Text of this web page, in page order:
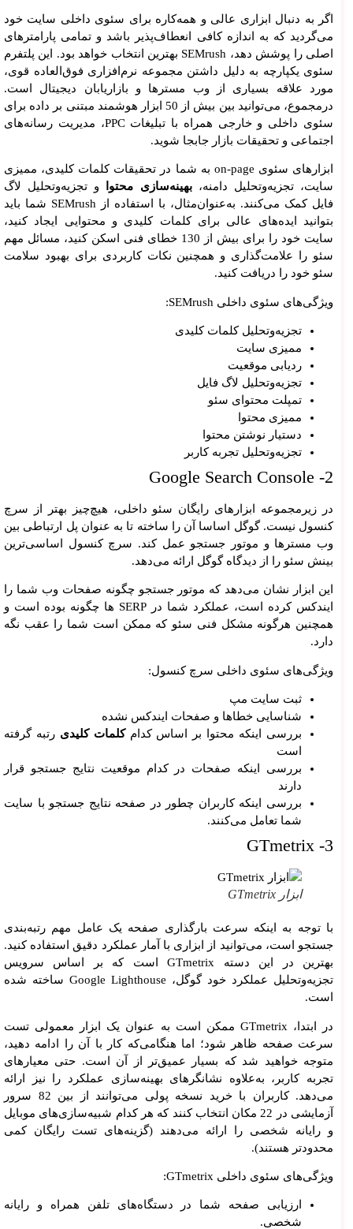
اگر به دنبال ابزاری عالی و همه‌کاره برای سئوی داخلی سایت خود
می‌گردید که به اندازه کافی انعطاف‌پذیر باشد و تمامی پارامترهای
اصلی را پوشش دهد، SEMrush بهترین انتخاب خواهد بود. این پلتفرم
سئوی یکپارچه به دلیل داشتن مجموعه نرم‌افزاری فوق‌العاده قوی،
مورد علاقه بسیاری از وب مسترها و بازاریابان دیجیتال است.
درمجموع، می‌توانید بین بیش از 50 ابزار هوشمند مبتنی بر داده برای
سئوی داخلی و خارجی همراه با تبلیغات PPC، مدیریت رسانه‌های
اجتماعی و تحقیقات بازار جابجا شوید.
ابزارهای سئوی on-page به شما در تحقیقات کلمات کلیدی، ممیزی
سایت، تجزیه‌وتحلیل دامنه،بهینه‌سازی محتوا
و تجزیه‌وتحلیل لاگ
فایل کمک می‌کنند. به‌عنوان‌مثال، با استفاده از SEMrush شما باید
بتوانید ایده‌های عالی برای کلمات کلیدی و محتوایی ایجاد کنید،
سایت خود را برای بیش از 130 خطای فنی اسکن کنید، مسائل مهم
سئو را علامت‌گذاری و همچنین نکات کاربردی برای بهبود سلامت
سئو خود را دریافت کنید.
ویژگی‌های سئوی داخلی SEMrush:
تجزیه‌وتحلیل کلمات کلیدی
ممیزی سایت
ردیابی موقعیت
تجزیه‌وتحلیل لاگ فایل
تمپلت محتوای سئو
ممیزی محتوا
دستیار نوشتن محتوا
تجزیه‌وتحلیل تجربه کاربر
2- Google Search Console
در زیرمجموعه ابزارهای رایگان سئو داخلی، هیچ‌چیز بهتر از سرچ
کنسول نیست. گوگل اساسا آن را ساخته تا به عنوان پل ارتباطی بین
وب مسترها و موتور جستجو عمل کند. سرچ کنسول اساسی‌ترین
بینش سئو را از دیدگاه گوگل ارائه می‌دهد.
این ابزار نشان می‌دهد که موتور جستجو چگونه صفحات وب شما را
ایندکس کرده است، عملکرد شما در SERP ها چگونه بوده است و
همچنین هرگونه مشکل فنی سئو که ممکن است شما را عقب نگه
دارد.
ویژگی‌های سئوی داخلی سرچ کنسول:
ثبت سایت مپ
شناسایی خطاها و صفحات ایندکس نشده
بررسی اینکه محتوا بر اساس کدامکلمات کلیدی رتبه گرفته
است
بررسی اینکه صفحات در کدام موقعیت نتایج جستجو قرار
دارند
بررسی اینکه کاربران چطور در صفحه نتایج جستجو با سایت
شما تعامل می‌کنند.
3- GTmetrix
ابزار GTmetrix
با توجه به اینکه سرعت بارگذاری صفحه یک عامل مهم رتبه‌بندی
جستجو است، می‌توانید از ابزاری با آمار عملکرد دقیق استفاده کنید.
بهترین در این دسته GTmetrix است که بر اساس سرویس
تجزیه‌وتحلیل عملکرد خود گوگل، Google Lighthouse ساخته شده
است.
در ابتدا، GTmetrix ممکن است به عنوان یک ابزار معمولی تست
سرعت صفحه ظاهر شود؛ اما هنگامی‌که کار با آن را ادامه دهید،
متوجه خواهید شد که بسیار عمیق‌تر از آن است. حتی معیارهای
تجربه کاربر، به‌علاوه نشانگرهای بهینه‌سازی عملکرد را نیز ارائه
می‌دهد. کاربران با خرید نسخه پولی می‌توانند از بین 82 سرور
آزمایشی در 22 مکان انتخاب کنند که هر کدام شبیه‌سازی‌های موبایل
و رایانه شخصی را ارائه می‌دهند (گزینه‌های تست رایگان کمی
محدودتر هستند).
ویژگی‌های سئوی داخلی GTmetrix:
ارزیابی صفحه شما در دستگاه‌های تلفن همراه و رایانه
شخصی.